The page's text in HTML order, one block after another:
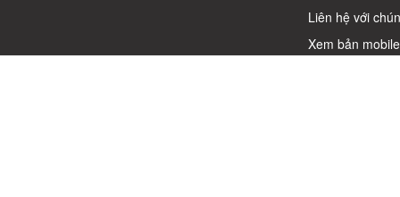
Liên hệ với
Xem bản